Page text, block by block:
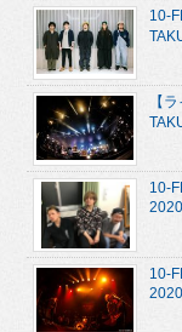
10-
【
10-
10-